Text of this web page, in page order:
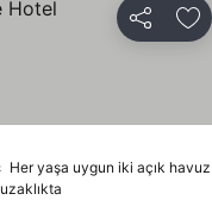
Paylaş
Her yaşa uygun iki açık havuz